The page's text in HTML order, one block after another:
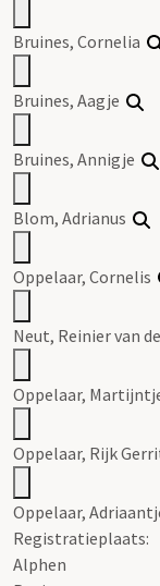
Bruines, Cornelia
Bruines, Aagje
Bruines, Annigje
Blom, Adrianus
Oppelaar, Cornelis
Neut, Reinier van
Oppelaar,
Oppelaar, Rijk
Oppelaar,
Registratieplaats:
Alphen